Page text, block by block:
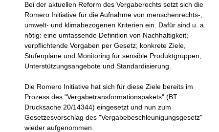
Bei der aktuellen Reform des Vergaberechts setzt sich die
Romero Initiative für die Aufnahme von menschenrechts-,
umwelt- und klimabezogenen Kriterien ein. Dafür sind u. a.
nötig: eine umfassende Definition von Nachhaltigkeit;
verpflichtende Vorgaben per Gesetz; konkrete Ziele,
Stufenpläne und Monitoring für sensible Produktgruppen;
Unterstützungsangebote und Standardisierung.
Die Romero Initiative hat sich für diese Ziele bereits im
Prozess des "Vergabetransformationspakets" (BT
Drucksache 20/14344) eingesetzt und nun zum
Gesetzesvorschlag des "Vergabebeschleunigungsgesetz"
wieder aufgenommen.